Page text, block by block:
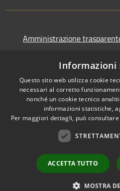
Amministrazione
Dichiarazione di accessibilità
Informazioni
Questo sito web utilizza cookie
necessari al corretto
nonché un cookie tecnico
informazioni statistiche,
Per maggiori dettagli, può
ACCETTA TUTTO
MOSTRA